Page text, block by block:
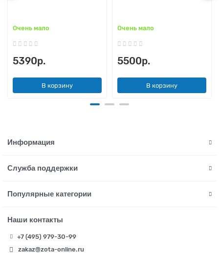
Очень мало
5390р.
В корзину
Очень мало
5500р.
В корзину
Информация
Служба поддержки
Популярные категории
Наши контакты
+7 (495) 979-30-99
zakaz@zota-online.ru